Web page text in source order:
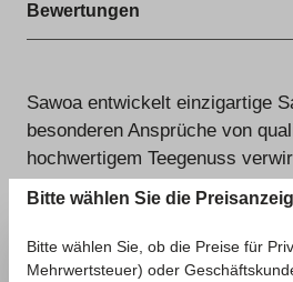
Bewertungen
Sawoaentwickelt einzigartige
besonderen Ansprüche von
hochwertigem Teegenuss
Informationen zur
Land: Deutschland
Bitte wählen Sie die
Bitte wählen Sie, ob die Preise für
Mehrwertsteuer) oder